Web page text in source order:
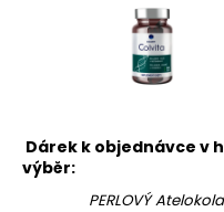
Dárek k objednávce v
výběr:
PERLOVÝ